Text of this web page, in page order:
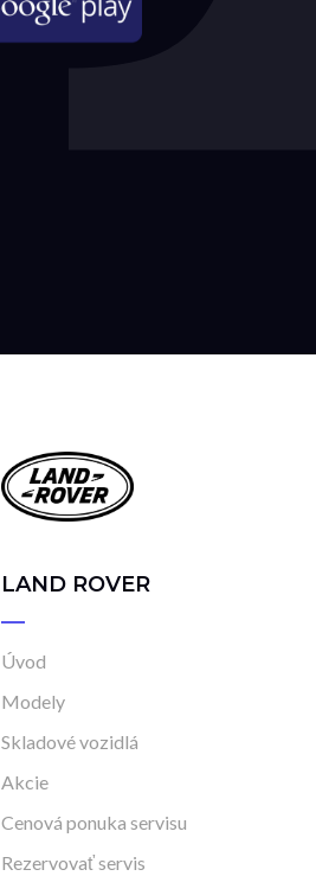
LAND ROVER
Úvod
Modely
Skladové vozidlá
Akcie
Cenová ponuka servisu
Rezervovať servis